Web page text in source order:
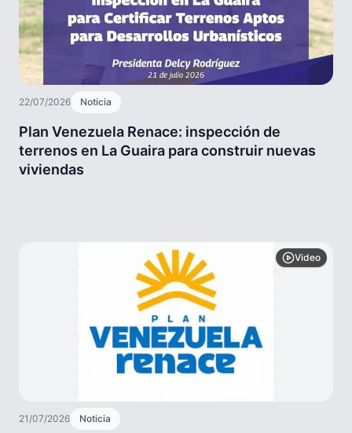
22/07/2026 Noticia
Plan Venezuela Renace: inspección de
terrenos en La Guaira para construir nuevas
viviendas
Video
21/07/2026 Noticia